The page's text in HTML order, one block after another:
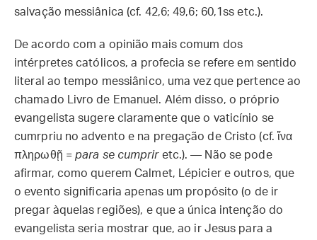
salvação messiânica (cf. 42,6; 49,6; 60,1ss etc.).
De acordo com a opinião mais comum dos
intérpretes católicos, a profecia se refere em sentido
literal ao tempo messiânico, uma vez que pertence ao
chamado Livro de Emanuel. Além disso, o próprio
evangelista sugere claramente que o vaticínio se
cumrpriu no advento e na pregação de Cristo (cf. ἵνα
πληρωθῇ = para se cumpriretc.). — Não se pode
afirmar, como querem Calmet, Lépicier e outros, que
o evento significaria apenas um propósito (o de ir
pregar àquelas regiões), e que a única intenção do
evangelista seria mostrar que, ao ir Jesus para a